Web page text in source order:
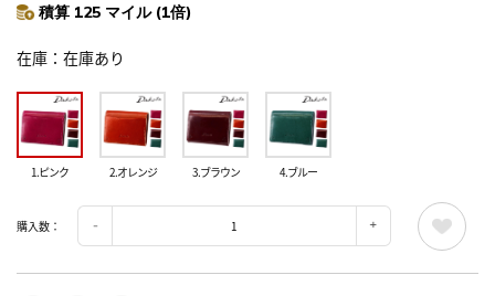
積算 125 マイル (1倍)
在庫 在庫あり
1.ピンク 2.オレンジ 3.ブラウン 4.ブルー
購入数：